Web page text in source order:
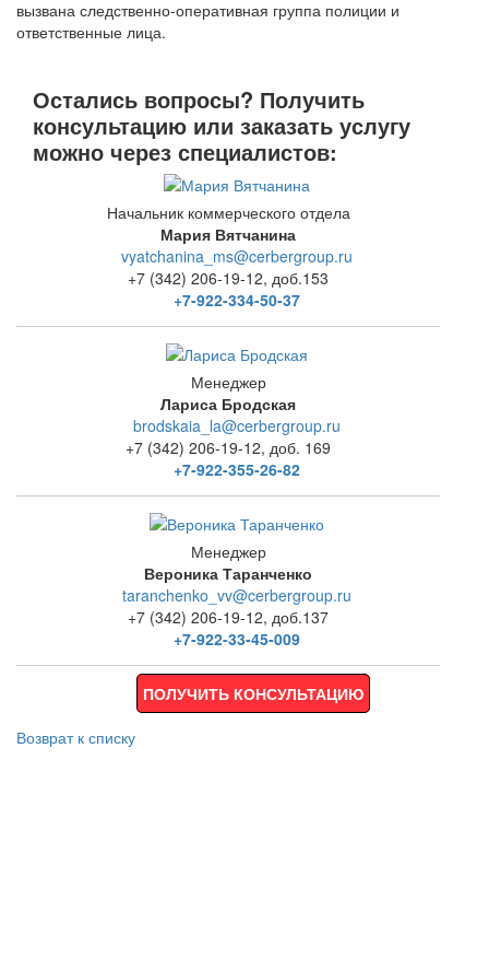
вызвана следственно-оперативная группа полиции и
ответственные лица.
Остались вопросы? Получить
консультацию или заказать услугу
можно через специалистов:
Начальник коммерческого отдела
Мария Вятчанина
vyatchanina_ms@cerbergroup.ru
+7 (342) 206-19-12, доб.153
+7-922-334-50-37
Менеджер
Лариса Бродская
brodskaia_la@cerbergroup.ru
+7 (342) 206-19-12, доб. 169
+7-922-355-26-82
Менеджер
Вероника Таранченко
taranchenko_vv@cerbergroup.ru
+7 (342) 206-19-12, доб.137
+7-922-33-45-009
ПОЛУЧИТЬ КОНСУЛЬТАЦИЮ
Возврат к списку